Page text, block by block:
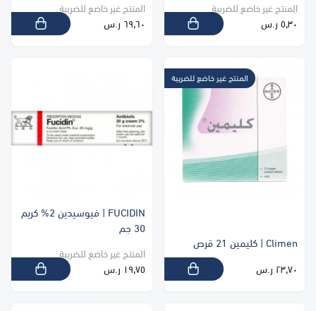
المنتج غير خاضع للضريبة
٥٫٣٠ ر.س
المنتج غير خاضع للضريبة
٦٩٫٦٠ ر.س
المنتج غير خاضع للضريبة
Climen | كليمين 21 قرص
٢٣٫٧٠ ر.س
FUCIDIN | فيوسيدين 2% كريم
30 جم
المنتج غير خاضع للضريبة
١٩٫٧٥ ر.س